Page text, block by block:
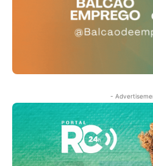
-